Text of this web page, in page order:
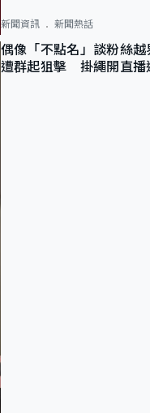
新聞資訊 新聞熱話
偶像「不點名」談粉絲
遭群起狙擊 掛繩開直播